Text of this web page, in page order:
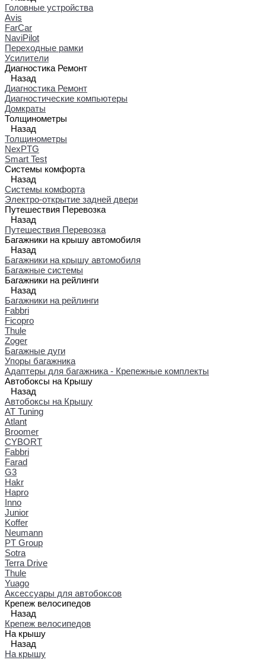
Головные устройства
Avis
FarCar
NaviPilot
Переходные рамки
Усилители
Диагностика Ремонт
Назад
Диагностика Ремонт
Диагностические компьютеры
Домкраты
Толщинометры
Назад
Толщинометры
NexPTG
Smart Test
Системы комфорта
Назад
Системы комфорта
Электро-открытие задней двери
Путешествия Перевозка
Назад
Путешествия Перевозка
Багажники на крышу автомобиля
Назад
Багажники на крышу автомобиля
Багажные системы
Багажники на рейлинги
Назад
Багажники на рейлинги
Fabbri
Ficopro
Thule
Zoger
Багажные дуги
Упоры багажника
Адаптеры для багажника - Крепежные комплекты
Автобоксы на Крышу
Назад
Автобоксы на Крышу
AT Tuning
Atlant
Broomer
CYBORT
Fabbri
Farad
G3
Hakr
Hapro
Inno
Junior
Koffer
Neumann
PT Group
Sotra
Terra Drive
Thule
Yuago
Аксессуары для автобоксов
Крепеж велосипедов
Назад
Крепеж велосипедов
На крышу
Назад
На крышу